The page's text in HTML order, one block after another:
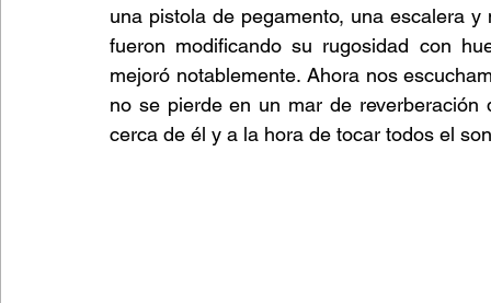
una pistola de pegamento, una escalera
fueron modificando su rugosidad con
mejoró notablemente. Ahora nos
no se pierde en un mar de
cerca de él y a la hora de tocar todos el